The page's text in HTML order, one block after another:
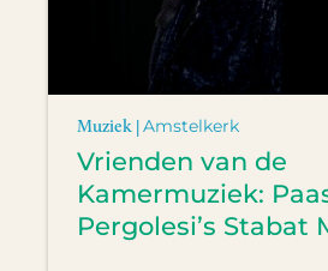
Muziek |Amstelkerk
Vrienden van de
Kamermuziek:
Pergolesi’s Stabat